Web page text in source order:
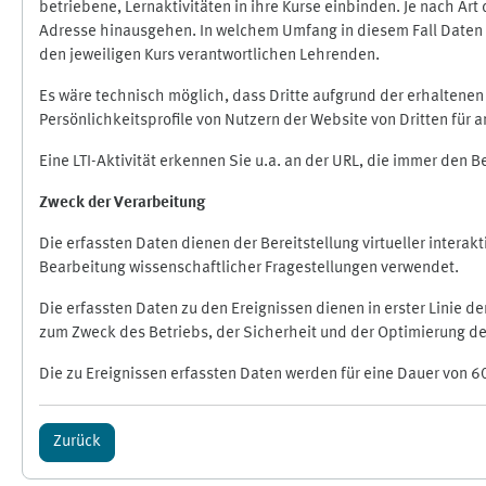
betriebene, Lernaktivitäten in ihre Kurse einbinden. Je nach
Adresse hinausgehen. In welchem Umfang in diesem Fall
den jeweiligen Kurs verantwortlichen Lehrenden.
Es wäre technisch möglich, dass Dritte aufgrund der
Persönlichkeitsprofile von Nutzern der Website von Dritten für
Eine LTI-Aktivität erkennen Sie u.a. an der URL, die immer
Zweck der Verarbeitung
Die erfassten Daten dienen der Bereitstellung virtueller
Bearbeitung wissenschaftlicher Fragestellungen verwendet.
Die erfassten Daten zu den Ereignissen dienen in erster Linie
zum Zweck des Betriebs, der Sicherheit und der Optimierung
Die zu Ereignissen erfassten Daten werden für eine Dauer
Zurück